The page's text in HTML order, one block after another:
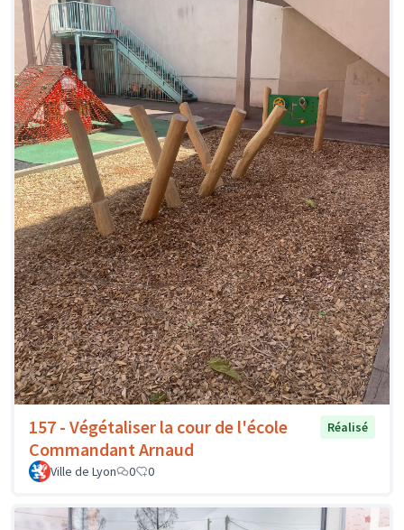
157 - Végétaliser la cour de l'école
Commandant Arnaud
Réalisé
Ville de Lyon 0 0